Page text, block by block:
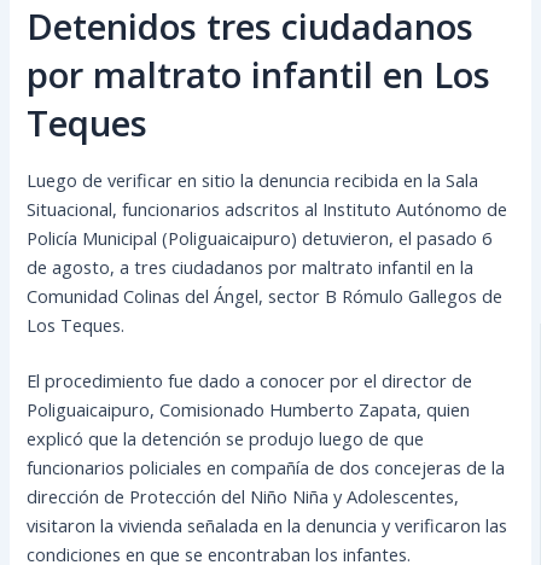
Detenidos tres ciudadanos
por maltrato infantil en Los
Teques
Luego de verificar en sitio la denuncia recibida en la Sala
Situacional, funcionarios adscritos al Instituto Autónomo de
Policía Municipal (Poliguaicaipuro) detuvieron, el pasado 6
de agosto, a tres ciudadanos por maltrato infantil en la
Comunidad Colinas del Ángel, sector B Rómulo Gallegos de
Los Teques.
El procedimiento fue dado a conocer por el director de
Poliguaicaipuro, Comisionado Humberto Zapata, quien
explicó que la detención se produjo luego de que
funcionarios policiales en compañía de dos concejeras de la
dirección de Protección del Niño Niña y Adolescentes,
visitaron la vivienda señalada en la denuncia y verificaron las
condiciones en que se encontraban los infantes.